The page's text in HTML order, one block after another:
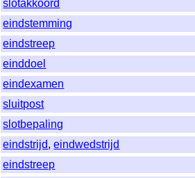
slotakkoord
eindstemming
eindstreep
einddoel
eindexamen
sluitpost
slotbepaling
eindstrijd,eindwedstrijd
eindstreep